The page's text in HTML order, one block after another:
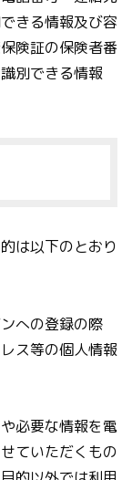
きる情報及び容
険証の保険者番
別できる情報
は以下のとおり
への登録の際
ス等の個人情報
必要な情報を電
ていただくもの